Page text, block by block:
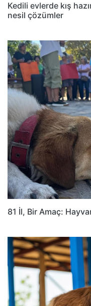
Kedili evlerde kış
nesil çözümler
81 İl, Bir Amaç: